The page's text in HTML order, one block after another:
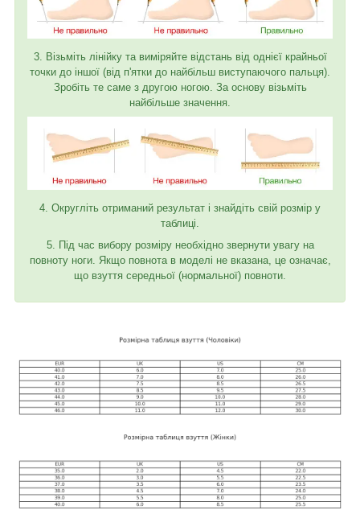
3. Візьміть лінійку та виміряйте відстань від однієї крайньої
точки до іншої (від п'ятки до найбільш виступаючого пальця).
Зробіть те саме з другою ногою. За основу візьміть
найбільше значення.
4. Округліть отриманий результат і знайдіть свій розмір у
таблиці.
5. Під час вибору розміру необхідно звернути увагу на
повноту ноги. Якщо повнота в моделі не вказана, це означає,
що взуття середньої (нормальної) повноти.